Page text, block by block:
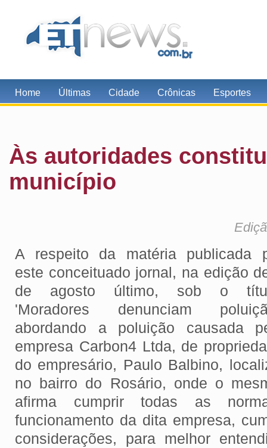
Home Últimas Cidade Crônicas Esportes
Às autoridades
município
A respeito da matéria publicada
este conceituado jornal, na edição
de agosto último, sob o
'Moradores denunciam
abordando a poluição causada
empresa Carbon4 Ltda, de
do empresário, Paulo Balbino,
no bairro do Rosário, onde o
afirma cumprir todas as
funcionamento da dita empresa,
considerações, para melhor